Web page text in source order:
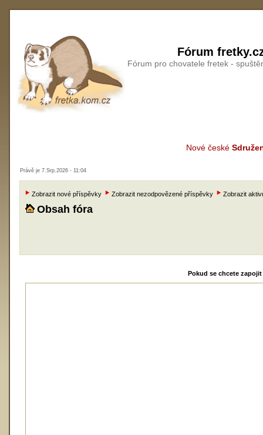
Fórum
Fórum pro chovatele fretek -
Nové české
Právě je 7.Srp.2026 - 11:04
Zobrazit nové příspěvky Zobrazit nezodpovězené příspěvky Zobrazit
Obsah fóra
Pokud se chcete